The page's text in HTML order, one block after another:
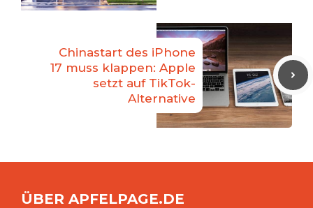
Chinastart des iPhone
17 muss klappen: Apple
setzt auf TikTok-
Alternative
ÜBER APFELPAGE.DE